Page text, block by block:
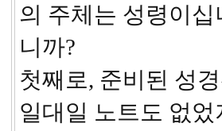
의 주체는 성령이
니까?
첫째로, 준비된 성
일대일 노트도 없